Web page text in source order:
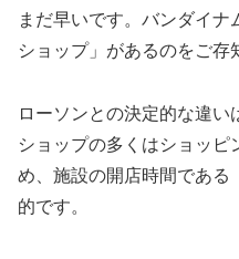
まだ早いです。バンダイ
ショップ」があるのをご存
ローソンとの決定的な違い
ショップの多くはショッピ
め、施設の開店時間である
的です。